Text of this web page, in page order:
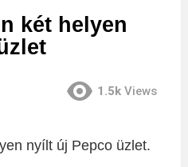
két helyen
1.5k Views
nyílt új Pepco üzlet.